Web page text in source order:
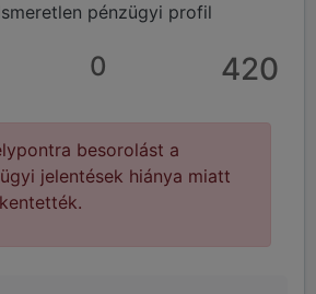
pénzügyi profil
0 420
besorolást a
jelentések hiánya miatt